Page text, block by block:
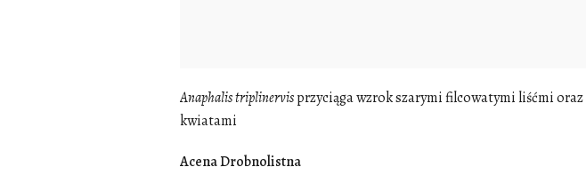
Anaphalistriplinervisprzyciąga wzrok szarymi filcowatymi liśćmi
kwiatami
Acena Drobnolistna